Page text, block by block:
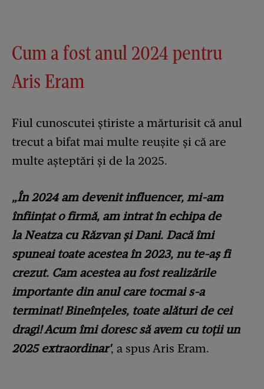
Cum a fost anul 2024 pentru
Aris Eram
Fiul cunoscutei știriste a mărturisit că anul
trecut a bifat mai multe reușite și că are
multe așteptări și de la 2025.
„În 2024 am devenit influencer, mi-am
înființat o firmă, am intrat în echipa de
la Neatza cu Răzvan și Dani. Dacă îmi
spuneai toate acestea în 2023, nu te-aș fi
crezut. Cam acestea au fost realizările
importante din anul care tocmai s-a
terminat! Bineînțeles, toate alături de cei
dragi! Acum îmi doresc să avem cu toții un
2025 extraordinar', a spus Aris Eram.